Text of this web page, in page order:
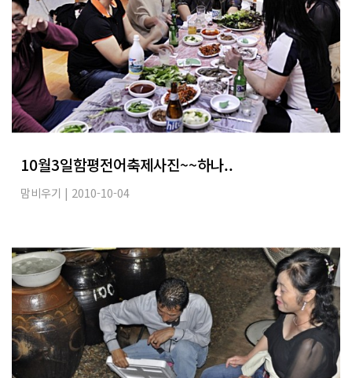
10월3일함평전어축제사진~~하나..
맘비우기 | 2010-10-04